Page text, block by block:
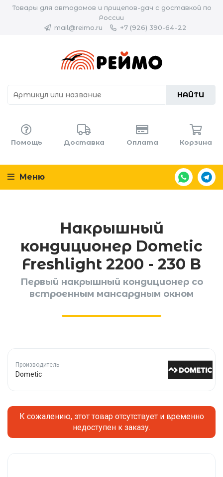
Товары для автодомов и прицепов-дач с доставкой по
России
mail@reimo.ru
+7 (926) 390-64-22
НАЙТИ
Помощь Доставка Оплата Корзина
Меню
Накрышный
кондиционер Dometic
Freshlight 2200 - 230 В
Первый накрышный кондиционер со
встроенным мансардным окном
Производитель
Dometic
К сожалению, этот товар отсутствует и временно
недоступен к заказу.